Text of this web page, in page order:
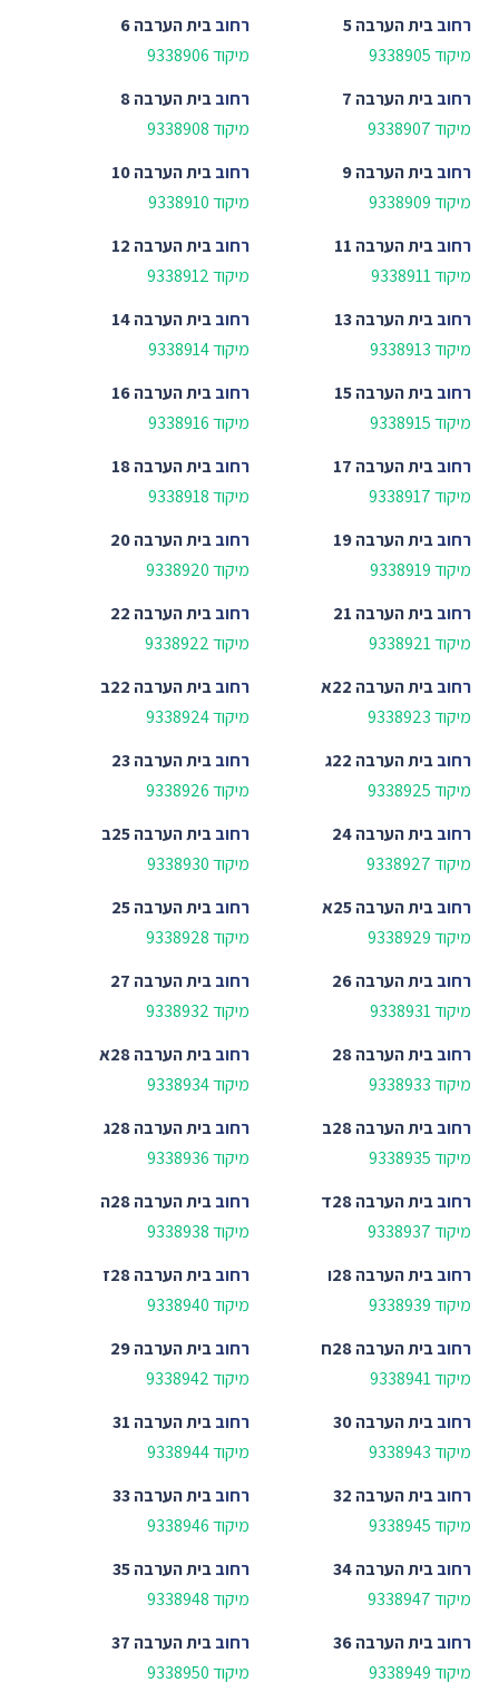
רחובבית הערבה 5
מיקוד 9338905
רחובבית הערבה 6
מיקוד 9338906
רחובבית הערבה 7
מיקוד 9338907
רחובבית הערבה 8
מיקוד 9338908
רחובבית הערבה 9
מיקוד 9338909
רחובבית הערבה 10
מיקוד 9338910
רחובבית הערבה 11
מיקוד 9338911
רחובבית הערבה 12
מיקוד 9338912
רחובבית הערבה 13
מיקוד 9338913
רחובבית הערבה 14
מיקוד 9338914
רחובבית הערבה 15
מיקוד 9338915
רחובבית הערבה 16
מיקוד 9338916
רחובבית הערבה 17
מיקוד 9338917
רחובבית הערבה 18
מיקוד 9338918
רחובבית הערבה 19
מיקוד 9338919
רחובבית הערבה 20
מיקוד 9338920
רחובבית הערבה 21
מיקוד 9338921
רחובבית הערבה 22
מיקוד 9338922
רחובבית הערבה 22א
מיקוד 9338923
רחובבית הערבה 22ב
מיקוד 9338924
רחובבית הערבה 22ג
מיקוד 9338925
רחובבית הערבה 23
מיקוד 9338926
רחובבית הערבה 24
מיקוד 9338927
רחובבית הערבה 25ב
מיקוד 9338930
רחובבית הערבה 25א
מיקוד 9338929
רחובבית הערבה 25
מיקוד 9338928
רחובבית הערבה 26
מיקוד 9338931
רחובבית הערבה 27
מיקוד 9338932
רחובבית הערבה 28
מיקוד 9338933
רחובבית הערבה 28א
מיקוד 9338934
רחובבית הערבה 28ב
מיקוד 9338935
רחובבית הערבה 28ג
מיקוד 9338936
רחובבית הערבה 28ד
מיקוד 9338937
רחובבית הערבה 28ה
מיקוד 9338938
רחובבית הערבה 28ו
מיקוד 9338939
רחובבית הערבה 28ז
מיקוד 9338940
רחובבית הערבה 28ח
מיקוד 9338941
רחובבית הערבה 29
מיקוד 9338942
רחובבית הערבה 30
מיקוד 9338943
רחובבית הערבה 31
מיקוד 9338944
רחובבית הערבה 32
מיקוד 9338945
רחובבית הערבה 33
מיקוד 9338946
רחובבית הערבה 34
מיקוד 9338947
רחובבית הערבה 35
מיקוד 9338948
רחובבית הערבה 36
מיקוד 9338949
רחובבית הערבה 37
מיקוד 9338950